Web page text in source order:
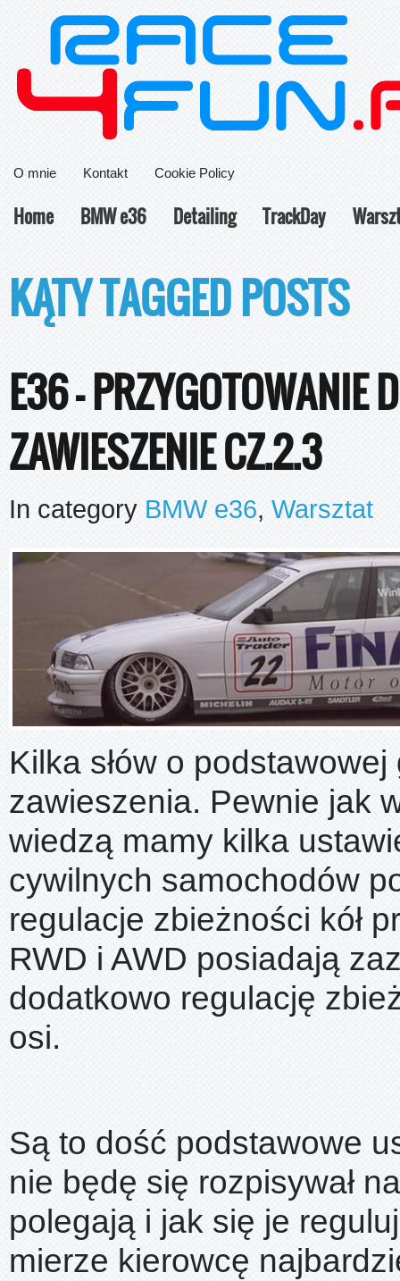
O mnie Kontakt Cookie Policy
Home BMW e36 Detailing TrackDay
KĄTY TAGGED POSTS
E36 – PRZYGOTOWANIE
ZAWIESZENIE CZ.2.3
In category BMW e36, Warsztat
Kilka słów o
zawieszenia. Pewnie jak
wiedzą mamy kilka
cywilnych samochodów
regulacje zbieżności kół
RWD i AWD posiadają
dodatkowo regulację
osi.
Są to dość podstawowe
nie będę się rozpisywał
polegają i jak się je
mierze kierowcę